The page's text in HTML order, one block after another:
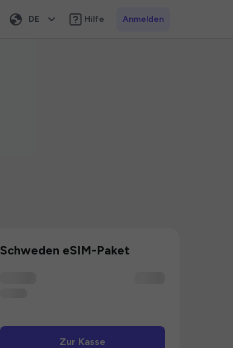
DE Hilfe Anmelden
Schweden eSIM-Paket
Zur Kasse